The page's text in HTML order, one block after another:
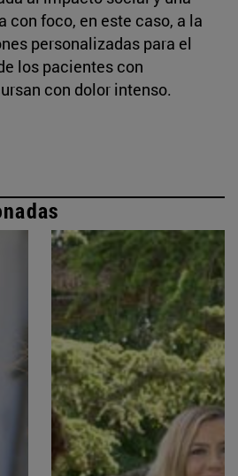
foco, en este caso, a la
personalizadas para el
los pacientes con
con dolor intenso.